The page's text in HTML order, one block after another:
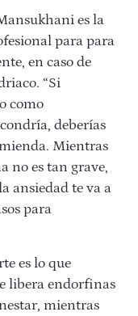
es la
para para
en caso de
“Si
como
deberías
Mientras
no es tan grave,
ansiedad te va a
para
es lo que
libera endorfinas
mientras